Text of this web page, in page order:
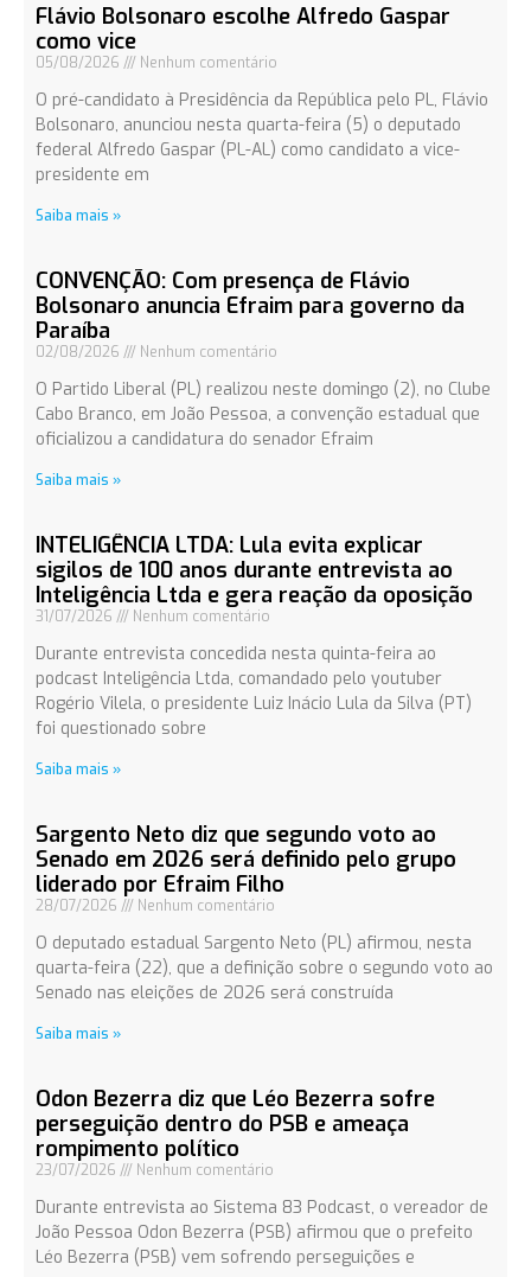
Flávio Bolsonaro escolhe Alfredo Gaspar
como vice
05/08/2026 Nenhum comentário
O pré-candidato à Presidência da República pelo PL, Flávio
Bolsonaro, anunciou nesta quarta-feira (5) o deputado
federal Alfredo Gaspar (PL-AL) como candidato a vice-
presidente em
Saiba mais »
CONVENÇÃO: Com presença de Flávio
Bolsonaro anuncia Efraim para governo da
Paraíba
02/08/2026 Nenhum comentário
O Partido Liberal (PL) realizou neste domingo (2), no Clube
Cabo Branco, em João Pessoa, a convenção estadual que
oficializou a candidatura do senador Efraim
Saiba mais »
INTELIGÊNCIA LTDA: Lula evita explicar
sigilos de 100 anos durante entrevista ao
Inteligência Ltda e gera reação da oposição
31/07/2026 Nenhum comentário
Durante entrevista concedida nesta quinta-feira ao
podcast Inteligência Ltda, comandado pelo youtuber
Rogério Vilela, o presidente Luiz Inácio Lula da Silva (PT)
foi questionado sobre
Saiba mais »
Sargento Neto diz que segundo voto ao
Senado em 2026 será definido pelo grupo
liderado por Efraim Filho
28/07/2026 Nenhum comentário
O deputado estadual Sargento Neto (PL) afirmou, nesta
quarta-feira (22), que a definição sobre o segundo voto ao
Senado nas eleições de 2026 será construída
Saiba mais »
Odon Bezerra diz que Léo Bezerra sofre
perseguição dentro do PSB e ameaça
rompimento político
23/07/2026 Nenhum comentário
Durante entrevista ao Sistema 83 Podcast, o vereador de
João Pessoa Odon Bezerra (PSB) afirmou que o prefeito
Léo Bezerra (PSB) vem sofrendo perseguições e